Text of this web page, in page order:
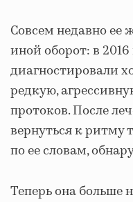
Совсем недавно ее
иной оборот: в 2016
диагностировали
редкую,
протоков. После
вернуться к ритму
по ее словам,
Теперь она больше